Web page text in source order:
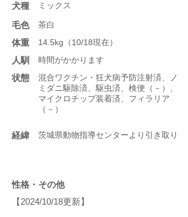
​犬種 ミックス
​毛色 茶白
体重 14.5kg（10/18現在）
人馴 時間がかかります
状態
混合ワクチン・狂犬病予防注射済、ノ
ミダニ駆除済、駆虫済、検便（－）、
マイクロチップ装着済、フィラリア
（－）
​経緯 茨城県動物指導センターより引き取り
性格・その他
【2024/10/18更新】